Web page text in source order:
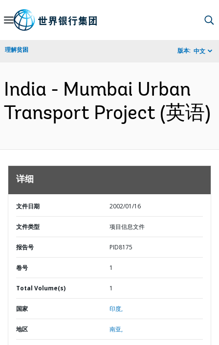
Skip
Navigation
理解贫困 版本: 中文
India - Mumbai Urban
Transport Project (英语)
详细
文件日期 2002/01/16
文件类型 项目信息文件
报告号 PID8175
卷号 1
Total Volume(s) 1
国家 印度,
地区 南亚,